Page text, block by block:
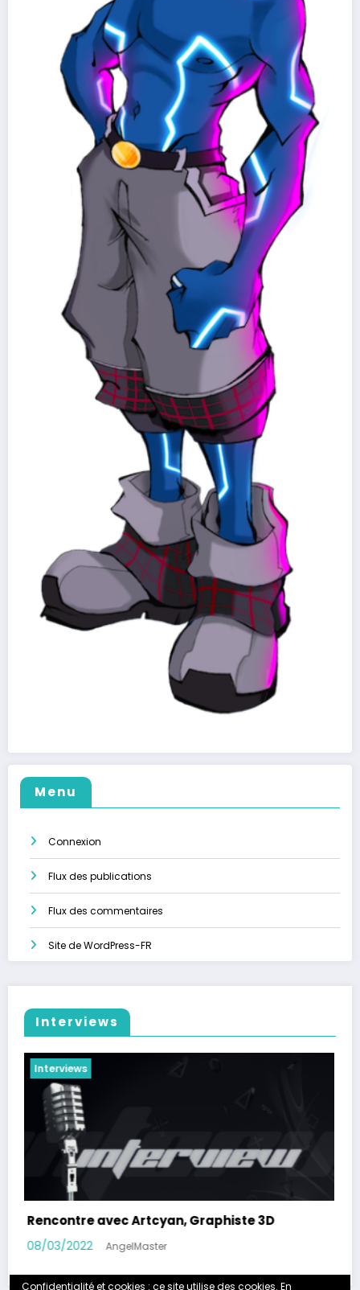
Menu
Connexion
Flux des publications
Flux des commentaires
Site de WordPress-FR
Interviews
Interviews
Rencontre avec Jérémy, gamer non-voyant
05/06/2020 AngelMaster
Confidentialité et cookies : ce site utilise des cookies. En